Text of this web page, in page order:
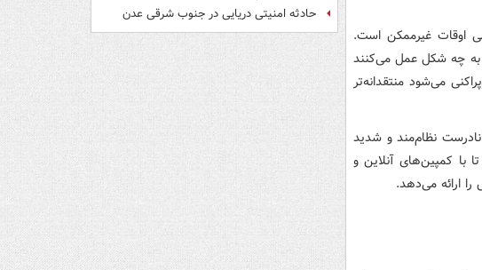
اوقات غیرممکن است.
به چه شکل عمل می‌کنند
می‌شود منتقدانه‌تر
نظام‌مند و شدید
با کمپین‌های آنلاین و
ارائه می‌دهد.
حادثه امنیتی دریایی در جنوب شرقی عدن